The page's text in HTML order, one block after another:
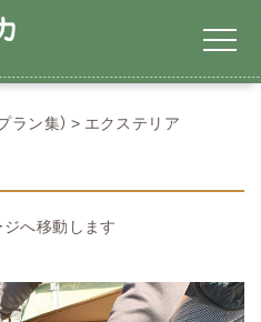
ラン集） エクステリア
へ移動します